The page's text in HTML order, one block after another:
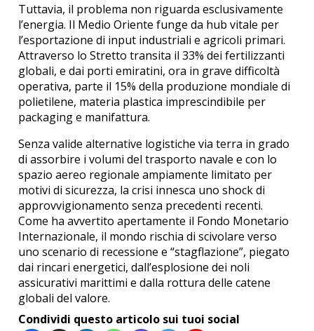
Tuttavia, il problema non riguarda esclusivamente
l’energia. Il Medio Oriente funge da hub vitale per
l’esportazione di input industriali e agricoli primari.
Attraverso lo Stretto transita il 33% dei fertilizzanti
globali, e dai porti emiratini, ora in grave difficoltà
operativa, parte il 15% della produzione mondiale di
polietilene, materia plastica imprescindibile per
packaging e manifattura.
Senza valide alternative logistiche via terra in grado
di assorbire i volumi del trasporto navale e con lo
spazio aereo regionale ampiamente limitato per
motivi di sicurezza, la crisi innesca uno shock di
approvvigionamento senza precedenti recenti.
Come ha avvertito apertamente il Fondo Monetario
Internazionale, il mondo rischia di scivolare verso
uno scenario di recessione e “stagflazione”, piegato
dai rincari energetici, dall’esplosione dei noli
assicurativi marittimi e dalla rottura delle catene
globali del valore.
Condividi questo articolo sui tuoi social